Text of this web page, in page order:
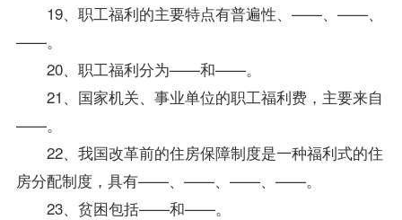
19、职工福利的主要特点有普遍性、——、——、
——。
20、职工福利分为——和——。
21、国家机关、事业单位的职工福利费，主要来自
——。
22、我国改革前的住房保障制度是一种福利式的住
房分配制度，具有——、——、——、——。
23、贫困包括——和——。